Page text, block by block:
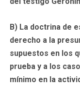
B) La doctrina de
derecho a la
supuestos en los
prueba y a los
mínimo en la